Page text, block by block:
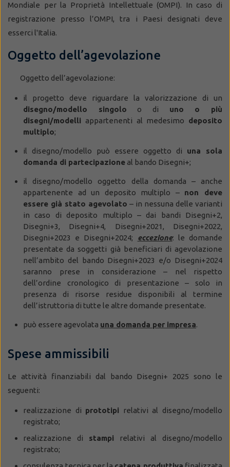
Mondiale per la Proprietà Intellettuale (OMPI). In caso di
registrazione presso l’OMPI, tra i Paesi designati deve
esserci l'Italia.
Oggetto dell’agevolazione
Oggetto dell’agevolazione:
il progetto deve riguardare la valorizzazione di un
disegno/modello singolo o di uno o più
disegni/modelli appartenenti al medesimo deposito
multiplo;
il disegno/modello può essere oggetto di una sola
domanda di partecipazione al bando Disegni+;
il disegno/modello oggetto della domanda – anche
appartenente ad un deposito multiplo – non deve
essere già stato agevolato – in nessuna delle varianti
in caso di deposito multiplo – dai bandi Disegni+2,
Disegni+3, Disegni+4, Disegni+2021, Disegni+2022,
Disegni+2023 e Disegni+2024; eccezione: le domande
presentate da soggetti già beneficiari di agevolazione
nell’ambito del bando Disegni+2023 e/o Disegni+2024
saranno prese in considerazione – nel rispetto
dell’ordine cronologico di presentazione – solo in
presenza di risorse residue disponibili al termine
dell’istruttoria di tutte le altre domande presentate.
può essere agevolata una domanda per impresa.
Spese ammissibili
Le attività finanziabili dal bando Disegni+ 2025 sono le
seguenti:
realizzazione di prototipi relativi al disegno/modello
registrato;
realizzazione di stampi relativi al disegno/modello
registrato;